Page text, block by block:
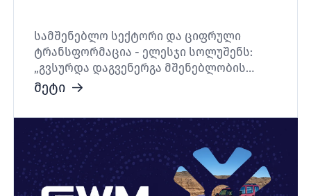
სამშენებლო სექტორი და ციფრული
ტრანსფორმაცია - ელესჯი სოლუშენს:
„გვსურდა დაგვენერგა მშენებლობის
მენეჯმენტის ციფრული პლატფორმა”
მეტი